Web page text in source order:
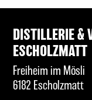
DISTILLERIE &
ESCHOLZMATT
Freiheim im Mösli
6182 Escholzmatt